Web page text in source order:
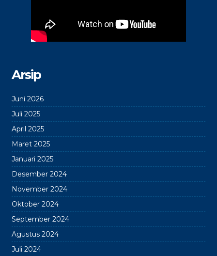
Arsip
Juni 2026
Juli 2025
April 2025
Maret 2025
Januari 2025
Desember 2024
November 2024
Oktober 2024
September 2024
Agustus 2024
Juli 2024